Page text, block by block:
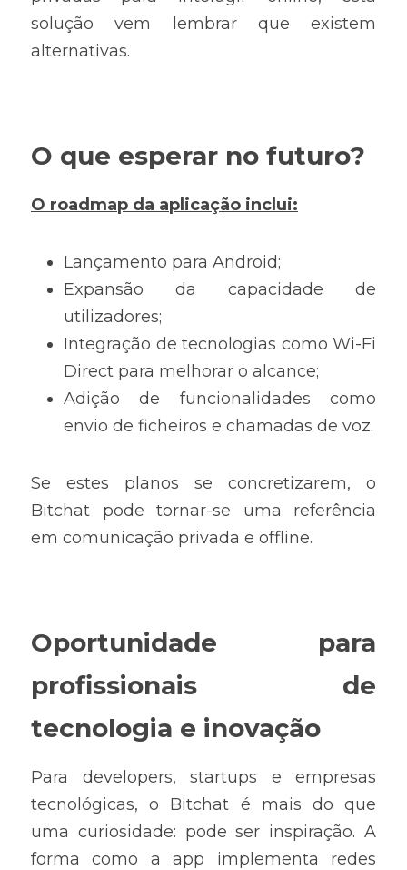
solução vem lembrar que existem
alternativas.
O que esperar no futuro?
O roadmap da aplicação inclui:
Lançamento para Android;
Expansão da capacidade de
utilizadores;
Integração de tecnologias como Wi-Fi
Direct para melhorar o alcance;
Adição de funcionalidades como
envio de ficheiros e chamadas de voz.
Se estes planos se concretizarem, o
Bitchat pode tornar-se uma referência
em comunicação privada e offline.
Oportunidade para
profissionais de
tecnologia e inovação
Para developers, startups e empresas
tecnológicas, o Bitchat é mais do que
uma curiosidade: pode ser inspiração. A
forma como a app implementa redes